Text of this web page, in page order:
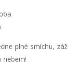
plné smíchu,
nebem!